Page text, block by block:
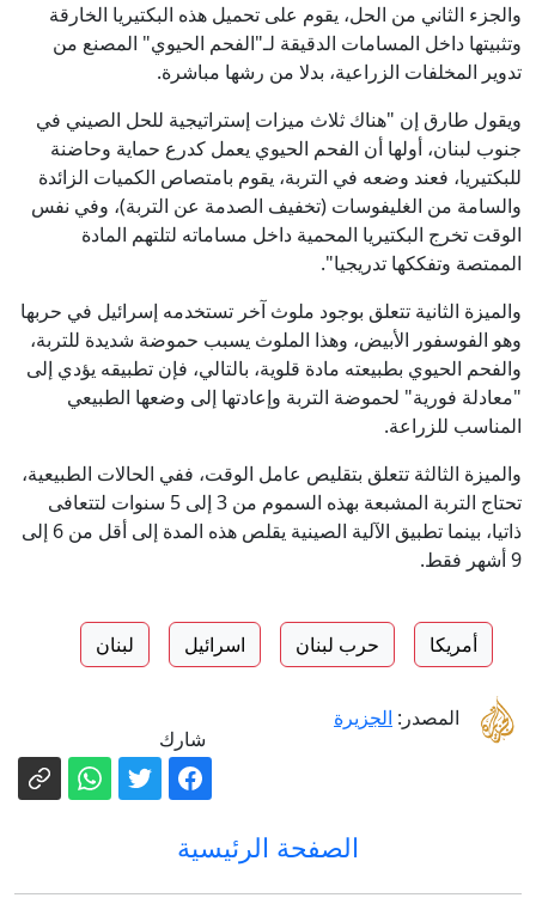
والجزء الثاني من الحل، يقوم على تحميل هذه البكتيريا الخارقة
وتثبيتها داخل المسامات الدقيقة لـ"الفحم الحيوي" المصنع من
تدوير المخلفات الزراعية، بدلا من رشها مباشرة.
ويقول طارق إن "هناك ثلاث ميزات إستراتيجية للحل الصيني في
جنوب لبنان، أولها أن الفحم الحيوي يعمل كدرع حماية وحاضنة
للبكتيريا، فعند وضعه في التربة، يقوم بامتصاص الكميات الزائدة
والسامة من الغليفوسات (تخفيف الصدمة عن التربة)، وفي نفس
الوقت تخرج البكتيريا المحمية داخل مساماته لتلتهم المادة
الممتصة وتفككها تدريجيا".
والميزة الثانية تتعلق بوجود ملوث آخر تستخدمه إسرائيل في حربها
وهو الفوسفور الأبيض، وهذا الملوث يسبب حموضة شديدة للتربة،
والفحم الحيوي بطبيعته مادة قلوية، بالتالي، فإن تطبيقه يؤدي إلى
"معادلة فورية" لحموضة التربة وإعادتها إلى وضعها الطبيعي
المناسب للزراعة.
والميزة الثالثة تتعلق بتقليص عامل الوقت، ففي الحالات الطبيعية،
تحتاج التربة المشبعة بهذه السموم من 3 إلى 5 سنوات لتتعافى
ذاتيا، بينما تطبيق الآلية الصينية يقلص هذه المدة إلى أقل من 6 إلى
9 أشهر فقط.
أمريكا حرب لبنان اسرائيل لبنان
المصدر: الجزيرة
شارك
الصفحة الرئيسية